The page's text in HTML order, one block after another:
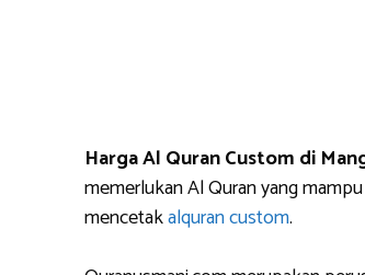
Harga Al Quran Custom di
memerlukan Al Quran yang
mencetakalquran custom.